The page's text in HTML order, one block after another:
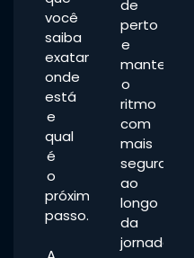
você
saiba
exatamente
onde
está
e
qual
é
o
próximo
passo.
de
perto
e
manter
o
ritmo
com
mais
segurança
ao
longo
da
jornada.